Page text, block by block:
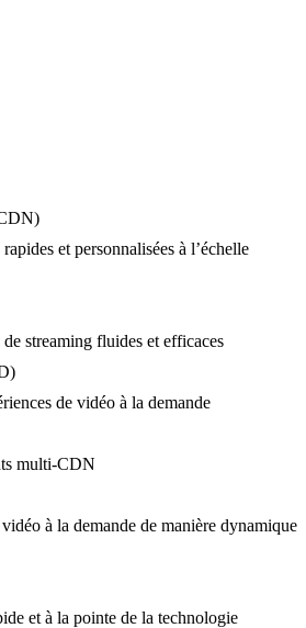
et personnalisées à l’échelle
streaming fluides et efficaces
de vidéo à la demande
multi-CDN
à la demande de manière dynamique
et à la pointe de la technologie